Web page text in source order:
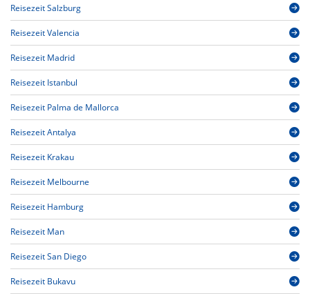
Reisezeit Salzburg
Reisezeit Valencia
Reisezeit Madrid
Reisezeit Istanbul
Reisezeit Palma de Mallorca
Reisezeit Antalya
Reisezeit Krakau
Reisezeit Melbourne
Reisezeit Hamburg
Reisezeit Man
Reisezeit San Diego
Reisezeit Bukavu